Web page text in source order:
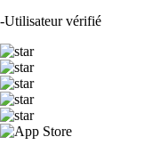
-Utilisateur vérifié